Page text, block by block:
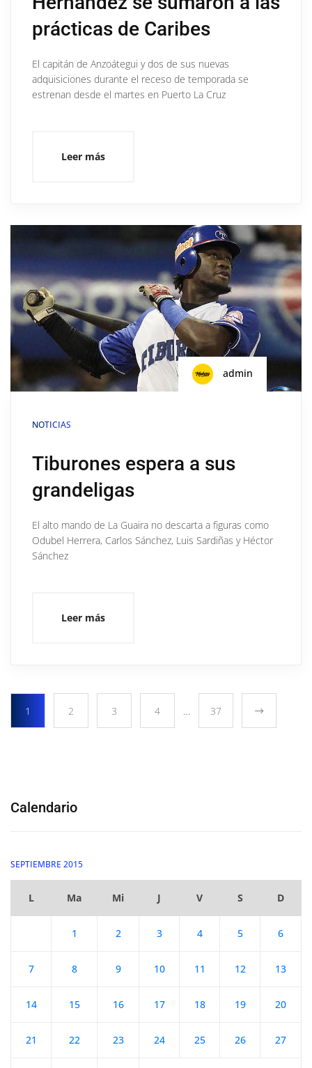
prácticas de Caribes
El capitán de Anzoátegui y dos de sus nuevas
adquisiciones durante el receso de temporada se
estrenan desde el martes en Puerto La Cruz
Leer más
admin
NOTICIAS
Tiburones espera a sus
grandeligas
El alto mando de La Guaira no descarta a figuras como
Odubel Herrera, Carlos Sánchez, Luis Sardiñas y Héctor
Sánchez
Leer más
1 2 3 4 … 37
Calendario
SEPTIEMBRE 2015
L Ma Mi J V S D
1 2 3 4 5 6
7 8 9 10 11 12 13
14 15 16 17 18 19 20
21 22 23 24 25 26 27